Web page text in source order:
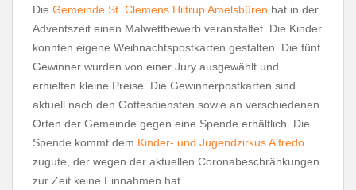
Die Gemeinde St. Clemens Hiltrup Amelsbüren hat in der
Adventszeit einen Malwettbewerb veranstaltet. Die Kinder
konnten eigene Weihnachtspostkarten gestalten. Die fünf
Gewinner wurden von einer Jury ausgewählt und
erhielten kleine Preise. Die Gewinnerpostkarten sind
aktuell nach den Gottesdiensten sowie an verschiedenen
Orten der Gemeinde gegen eine Spende erhältlich. Die
Spende kommt dem Kinder- und Jugendzirkus Alfredo
zugute, der wegen der aktuellen Coronabeschränkungen
zur Zeit keine Einnahmen hat.